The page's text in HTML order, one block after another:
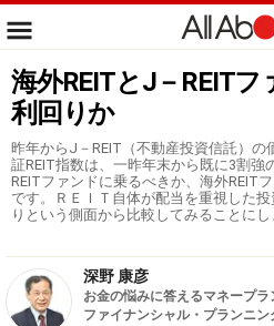
海外REITとJ－REIT
利回りか
昨年からJ－REIT（不動産投資信託）
証REIT指数は、一昨年末から既に3割強
REITファンドに乗るべきか、海外REIT
です。ＲＥＩＴ自体が配当を重視した
りという側面から比較してみることにし
深野 康彦
お金の悩みに答えるマネープ
ファイナンシャル・プランニン